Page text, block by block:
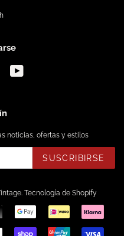
Instagram
noticias, ofertas y estilos
SUSCRIBIRSE
. Tecnología de Shopify